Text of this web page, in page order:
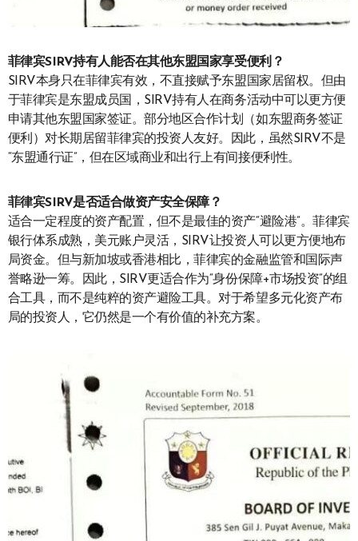
菲律宾SIRV持有人能否在其他东盟国家享受便利？
SIRV本身只在菲律宾有效，不直接赋予东盟国家居留权。但由
于菲律宾是东盟成员国，SIRV持有人在商务活动中可以更方便
申请其他东盟国家签证。部分地区合作计划（如东盟商务签证
便利）对长期居留菲律宾的投资人友好。因此，虽然SIRV不是
“东盟通行证”，但在区域商业和出行上有间接便利性。
菲律宾SIRV是否适合做资产安全保障？
适合一定程度的资产配置，但不是最佳的资产“避险港”。菲律宾
银行体系成熟，美元账户灵活，SIRV让投资人可以更方便地布
局资金。但与新加坡或香港相比，菲律宾的金融监管和国际声
誉略逊一筹。因此，SIRV更适合作为“身份保障+市场投资”的组
合工具，而不是纯粹的资产避险工具。对于希望多元化资产布
局的投资人，它仍然是一个有价值的补充方案。